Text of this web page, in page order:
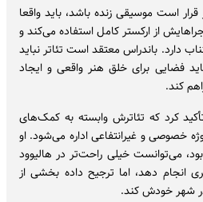
است موسیقی زنده باشد، باید واقعا
از ارکستر کامل استفاده می‌کند و
باندراس معتقد است تئاتر نباید
فضایی برای خلق هنر واقعی و ایجاد
کند.
تأکید کرد که تئاترش وابسته به کمک‌های
خصوصی و غیرانتفاعی اداره می‌شود. او
می‌توانست خیلی راحت‌تر در هالیوود
انجام دهد، اما ترجیح داده بخشی از
شهر خودش کند.